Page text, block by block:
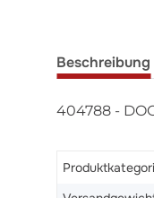
Beschreibung
404788 -